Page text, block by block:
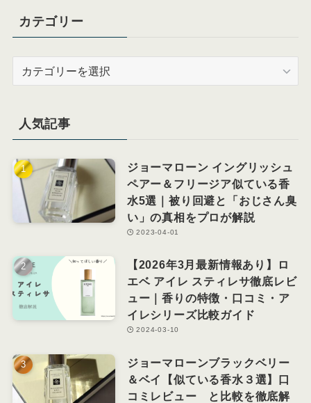
カテゴリー
ー
人気記事
ジョーマローン イングリッシュ
ペアー＆フリージア似ている香
水5選｜被り回避と「おじさん臭
い」の真相をプロが解説
2023-04-01
【2026年3月最新情報あり】ロ
エベ アイレ スティレサ徹底レビ
ュー｜香りの特徴・口コミ・ア
イレシリーズ比較ガイド
2024-03-10
ジョーマローンブラックベリー
＆ベイ【似ている香水３選】口
コミレビュー と比較を徹底解